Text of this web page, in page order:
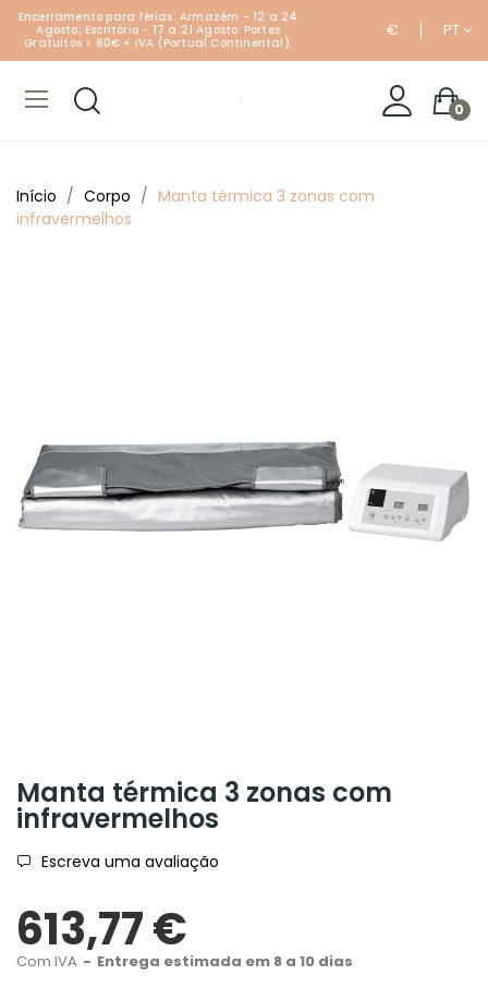
Encerramento para férias: Armazém - 12 a 24
Agosto; Escritório - 17 a 21 Agosto. Portes
Gratuitos > 80€ + IVA (Portual Continental).
€ PT
0
Início Corpo
Manta térmica 3 zonas com
infravermelhos
Manta térmica 3 zonas com
infravermelhos
Escreva uma avaliação
613,77 €
Com IVA Entrega estimada em 8 a 10 dias